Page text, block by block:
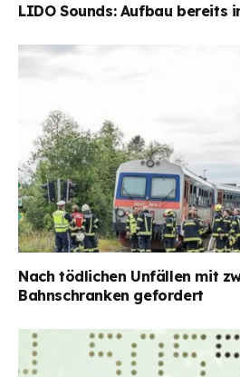
LIDO Sounds: Aufbau bereits
Nach tödlichen Unfällen mit
Bahnschranken gefordert